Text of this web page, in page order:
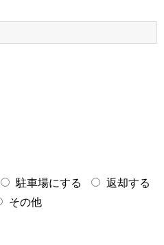
駐車場にする
返却する
その他